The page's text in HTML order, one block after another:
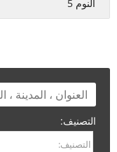
النوم 5
التصنيف: